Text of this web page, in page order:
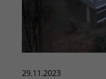
29.11.2023